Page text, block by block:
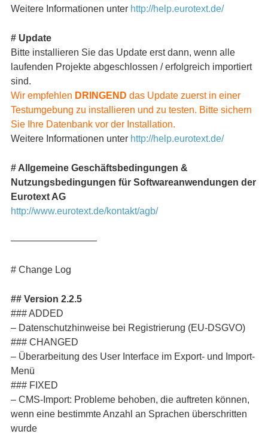
Weitere Informationen unter http://help.eurotext.de/
# Update
Bitte installieren Sie das Update erst dann, wenn alle
laufenden Projekte abgeschlossen / erfolgreich importiert
sind.
Wir empfehlen DRINGEND das Update zuerst in einer
Testumgebung zu installieren und zu testen. Bitte sichern
Sie Ihre Datenbank vor der Installation.
Weitere Informationen unter http://help.eurotext.de/
# Allgemeine Geschäftsbedingungen &
Nutzungsbedingungen für Softwareanwendungen der
Eurotext AG
http://www.eurotext.de/kontakt/agb/
—————————
# Change Log
## Version 2.2.5
### ADDED
– Datenschutzhinweise bei Registrierung (EU-DSGVO)
### CHANGED
– Überarbeitung des User Interface im Export- und Import-
Menü
### FIXED
– CMS-Import: Probleme behoben, die auftreten können,
wenn eine bestimmte Anzahl an Sprachen überschritten
wurde